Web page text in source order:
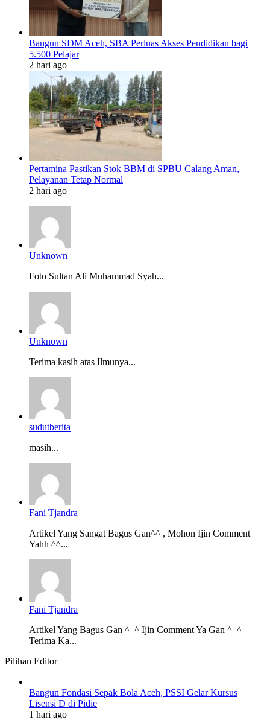
Bangun SDM Aceh, SBA Perluas Akses Pendidikan bagi
5.500 Pelajar
2 hari ago
Pertamina Pastikan Stok BBM di SPBU Calang Aman,
Pelayanan Tetap Normal
2 hari ago
Unknown
Foto Sultan Ali Muhammad Syah...
Unknown
Terima kasih atas Ilmunya...
sudutberita
masih...
Fani Tjandra
Artikel Yang Sangat Bagus Gan^^ , Mohon Ijin Comment
Yahh ^^...
Fani Tjandra
Artikel Yang Bagus Gan ^_^ Ijin Comment Ya Gan ^_^
Terima Ka...
Pilihan Editor
Bangun Fondasi Sepak Bola Aceh, PSSI Gelar Kursus
Lisensi D di Pidie
1 hari ago